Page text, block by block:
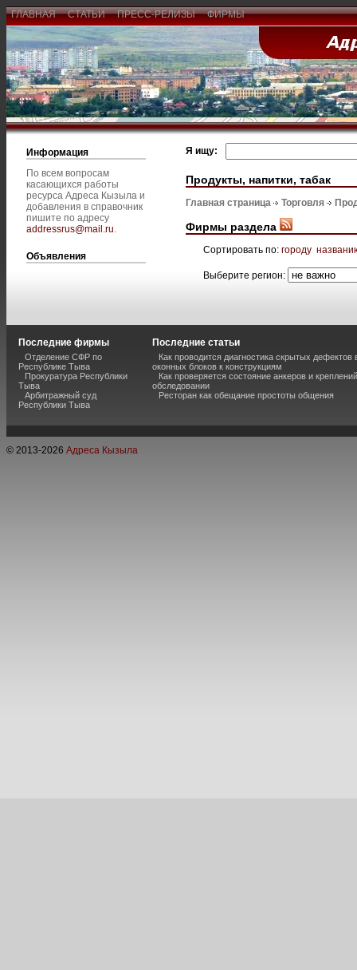
ГЛАВНАЯ СТАТЬИ ПРЕСС-РЕЛИЗЫ ФИРМЫ
Информация
По всем вопросам
касающихся работы
ресурса Адреса Кызыла и
добавления в справочник
пишите по адресу
addressrus@mail.ru.
Объявления
Я ищу:
Продукты, напитки, табак
Главная страница Торговля
Фирмы раздела
Сортировать по: городу
Выберите регион:
Последние фирмы
Отделение СФР по
Республике Тыва
Прокуратура Республики
Тыва
Арбитражный суд
Республики Тыва
Последние статьи
Как проводится диагностика скрытых
оконных блоков к конструкциям
Как проверяется состояние анкеров и
обследовании
Ресторан как обещание простоты общения
© 2013-2026 Адреса Кызыла